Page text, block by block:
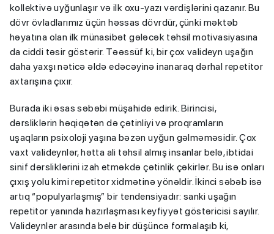
kollektivə uyğunlaşır və ilk oxu-yazı vərdişlərini qazanır. Bu
dövr övladlarımız üçün həssas dövrdür, çünki məktəb
həyatına olan ilk münasibət gələcək təhsil motivasiyasına
da ciddi təsir göstərir. Təəssüf ki, bir çox valideyn uşağın
daha yaxşı nəticə əldə edəcəyinə inanaraq dərhal repetitor
axtarışına çıxır.
Burada iki əsas səbəbi müşahidə edirik. Birincisi,
dərsliklərin həqiqətən də çətinliyi və proqramların
uşaqların psixoloji yaşına bəzən uyğun gəlməməsidir. Çox
vaxt valideynlər, hətta ali təhsil almış insanlar belə, ibtidai
sinif dərsliklərini izah etməkdə çətinlik çəkirlər. Bu isə onları
çıxış yolu kimi repetitor xidmətinə yönəldir. İkinci səbəb isə
artıq “populyarlaşmış” bir tendensiyadır: sanki uşağın
repetitor yanında hazırlaşması keyfiyyət göstəricisi sayılır.
Valideynlər arasında belə bir düşüncə formalaşıb ki,